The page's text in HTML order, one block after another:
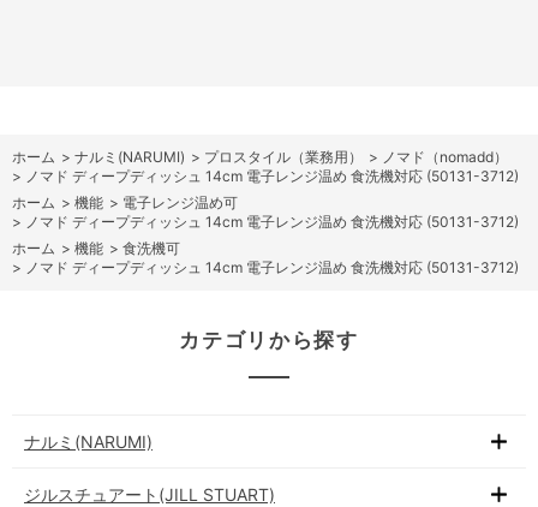
ホーム > ナルミ(NARUMI) > プロスタイル（業務用） > ノマド（nomadd）
> ノマド ディープディッシュ 14cm 電子レンジ温め 食洗機対応 (50131-3712)
ホーム > 機能 > 電子レンジ温め可
> ノマド ディープディッシュ 14cm 電子レンジ温め 食洗機対応 (50131-3712)
ホーム > 機能 > 食洗機可
> ノマド ディープディッシュ 14cm 電子レンジ温め 食洗機対応 (50131-3712)
カテゴリから探す
ナルミ(NARUMI)
ジルスチュアート(JILL STUART)